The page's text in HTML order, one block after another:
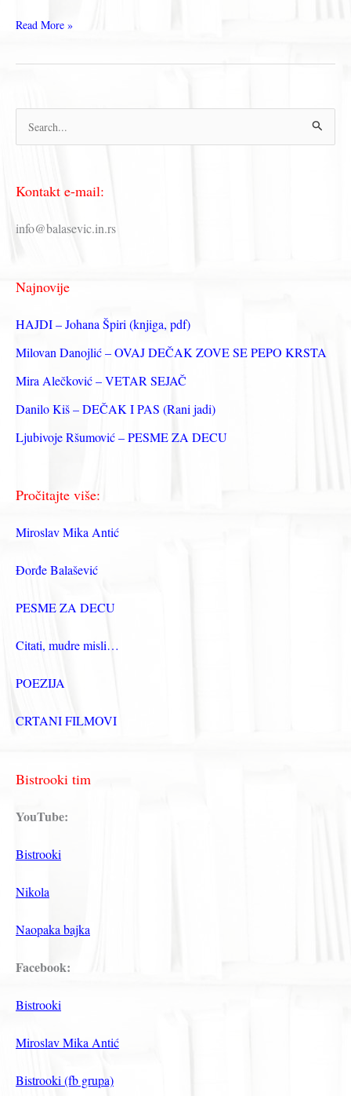
OLOVKA
biseri
Read More »
р
т
а
з
а
Kontakt e-mail:
info@balasevic.in.rs
Najnovije
HAJDI – Johana Špiri (knjiga, pdf)
Milovan Danojlić – OVAJ DEČAK ZOVE SE PEPO KRSTA
Mira Alečković – VETAR SEJAČ
Danilo Kiš – DEČAK I PAS (Rani jadi)
Ljubivoje Ršumović – PESME ZA DECU
Pročitajte više:
Miroslav Mika Antić
Đorđe Balašević
PESME ZA DECU
Citati, mudre misli…
POEZIJA
CRTANI FILMOVI
Bistrooki tim
YouTube:
Bistrooki
Nikola
Naopaka bajka
Facebook:
Bistrooki
Miroslav Mika Antić
Bistrooki (fb grupa)